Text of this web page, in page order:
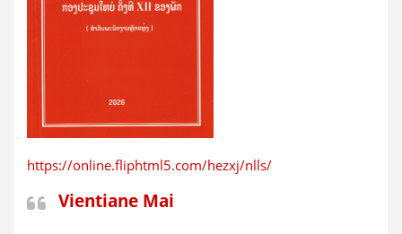
https://online.fliphtml5.com/hezxj/nlls/
Vientiane Mai